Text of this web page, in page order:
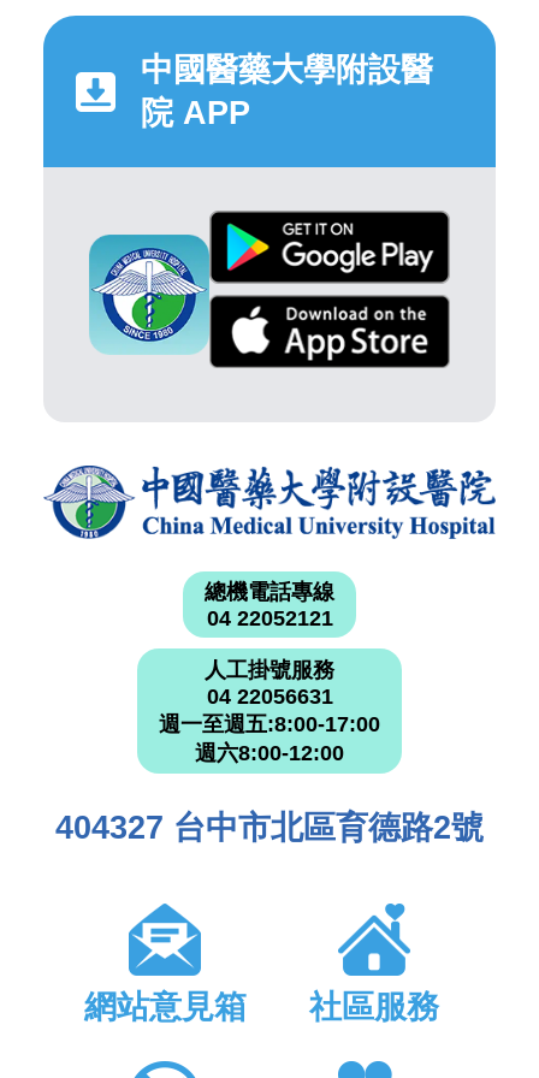
中國醫藥大學附設醫
院 APP
總機電話專線
04 22052121
人工掛號服務
04 22056631
週一至週五:8:00-17:00
週六8:00-12:00
404327 台中市北區育德路2號
網站意見箱 社區服務